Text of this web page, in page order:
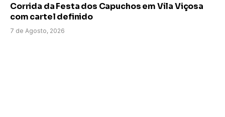
Corrida da Festa dos Capuchos em Vila Viçosa
com cartel definido
7 de Agosto, 2026